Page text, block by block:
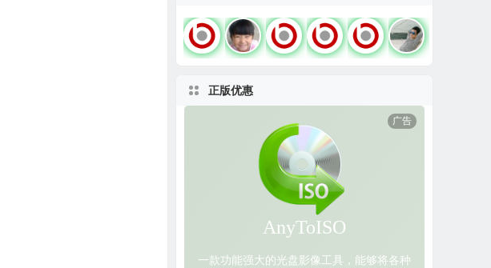
正版优惠